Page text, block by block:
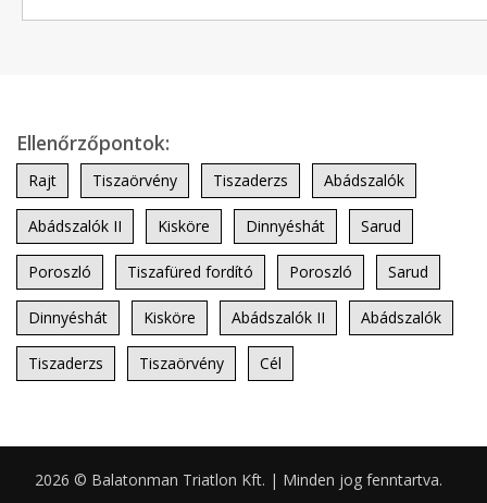
Ellenőrzőpontok:
Rajt Tiszaörvény Tiszaderzs Abádszalók
Abádszalók II Kisköre Dinnyéshát Sarud
Poroszló Tiszafüred fordító Poroszló Sarud
Dinnyéshát Kisköre Abádszalók II Abádszalók
Tiszaderzs Tiszaörvény Cél
2026 © Balatonman Triatlon Kft. | Minden jog fenntartva.